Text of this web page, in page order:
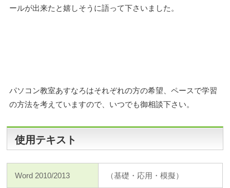
ールが出来たと嬉しそうに語って下さいました。
パソコン教室あすなろはそれぞれの方の希望、ペースで学習
の方法を考えていますので、いつでも御相談下さい。
使用テキスト
Word 2010/2013 （基礎・応用・模擬）